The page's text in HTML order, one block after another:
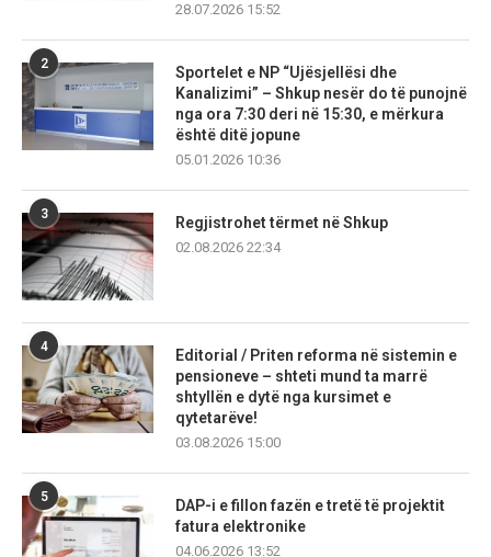
28.07.2026 15:52
2
Sportelet e NP “Ujësjellësi dhe
Kanalizimi” – Shkup nesër do të punojnë
nga ora 7:30 deri në 15:30, e mërkura
është ditë jopune
05.01.2026 10:36
3
Regjistrohet tërmet në Shkup
02.08.2026 22:34
4
Editorial / Priten reforma në sistemin e
pensioneve – shteti mund ta marrë
shtyllën e dytë nga kursimet e
qytetarëve!
03.08.2026 15:00
5
DAP-i e fillon fazën e tretë të projektit
fatura elektronike
04.06.2026 13:52